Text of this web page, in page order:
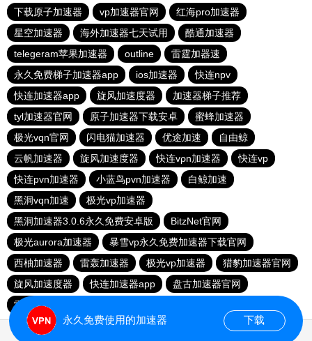
下载原子加速器
vp加速器官网
红海pro加速器
星空加速器
海外加速器七天试用
酷通加速器
telegeram苹果加速器
outline
雷霆加器速
永久免费梯子加速器app
ios加速器
快连npv
快连加速器app
旋风加速度器
加速器梯子推荐
tyl加速器官网
原子加速器下载安卓
蜜蜂加速器
极光vqn官网
闪电猫加速器 优途加速
自由鲸
云帆加速器
旋风加速度器 快连vρn加速器
快连vp
快连pvn加速器
小蓝鸟pvn加速器
白鲸加速
黑洞vqn加速
极光vp加速器
黑洞加速器3.0.6永久免费安卓版
BitzNet官网
极光aurora加速器
暴雪vp永久免费加速器下载官网
西柚加速器
雷轰加速器 极光vp加速器
猎豹加速器官网
旋风加速度器
快连加速器app
盘古加速器官网
雷霆加器速
永久免费使用的加速器 下载